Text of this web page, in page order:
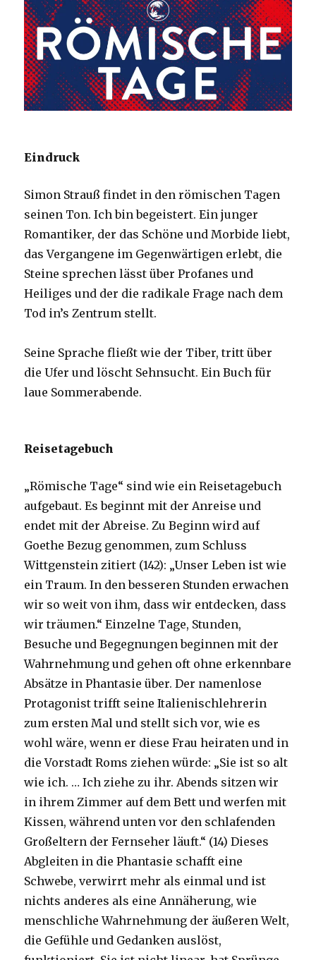
Eindruck
Simon Strauß findet in den römischen Tagen
seinen Ton. Ich bin begeistert. Ein junger
Romantiker, der das Schöne und Morbide liebt,
das Vergangene im Gegenwärtigen erlebt, die
Steine sprechen lässt über Profanes und
Heiliges und der die radikale Frage nach dem
Tod in’s Zentrum stellt.
Seine Sprache fließt wie der Tiber, tritt über
die Ufer und löscht Sehnsucht. Ein Buch für
laue Sommerabende.
Reisetagebuch
„Römische Tage“ sind wie ein Reisetagebuch
aufgebaut. Es beginnt mit der Anreise und
endet mit der Abreise. Zu Beginn wird auf
Goethe Bezug genommen, zum Schluss
Wittgenstein zitiert (142): „Unser Leben ist wie
ein Traum. In den besseren Stunden erwachen
wir so weit von ihm, dass wir entdecken, dass
wir träumen.“ Einzelne Tage, Stunden,
Besuche und Begegnungen beginnen mit der
Wahrnehmung und gehen oft ohne erkennbare
Absätze in Phantasie über. Der namenlose
Protagonist trifft seine Italienischlehrerin
zum ersten Mal und stellt sich vor, wie es
wohl wäre, wenn er diese Frau heiraten und in
die Vorstadt Roms ziehen würde: „Sie ist so alt
wie ich. … Ich ziehe zu ihr. Abends sitzen wir
in ihrem Zimmer auf dem Bett und werfen mit
Kissen, während unten vor den schlafenden
Großeltern der Fernseher läuft.“ (14) Dieses
Abgleiten in die Phantasie schafft eine
Schwebe, verwirrt mehr als einmal und ist
nichts anderes als eine Annäherung, wie
menschliche Wahrnehmung der äußeren Welt,
die Gefühle und Gedanken auslöst,